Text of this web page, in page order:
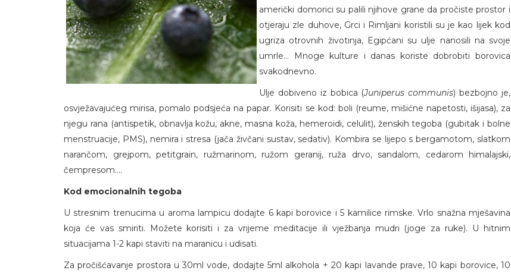
američki domorici su palili njihove grane da pročiste prostor i
otjeraju zle duhove, Grci i Rimljani koristili su je kao lijek kod
ugriza otrovnih životinja, Egipćani su ulje nanosili na svoje
umrle... Mnoge kulture i danas koriste dobrobiti borovica
svakodnevno.
Ulje dobiveno iz bobica (Juniperus communis) bezbojno je,
osvježavajućeg mirisa, pomalo podsjeća na papar. Korisiti se kod: boli (reume, mišićne napetosti, išijasa), za
njegu rana (antispetik, obnavlja kožu, akne, masna koža, hemeroidi, celulit), ženskih tegoba (gubitak i bolne
menstruacije, PMS), nemira i stresa (jača živčani sustav, sedativ). Kombira se lijepo s bergamotom, slatkom
narančom, grejpom, petitgrain, ružmarinom, ružom geranij, ruža drvo, sandalom, cedarom himalajski,
čempresom....
Kod emocionalnih tegoba
U stresnim trenucima u aroma lampicu dodajte 6 kapi borovice i 5 kamilice rimske. Vrlo snažna mješavina
koja će vas smiriti. Možete korisiti i za vrijeme meditacije ili vježbanja mudri (joge za ruke). U hitnim
situacijama 1-2 kapi staviti na maranicu i udisati.
Za pročišćavanje prostora u 30ml vode, dodajte 5ml alkohola + 20 kapi lavande prave, 10 kapi borovice, 10